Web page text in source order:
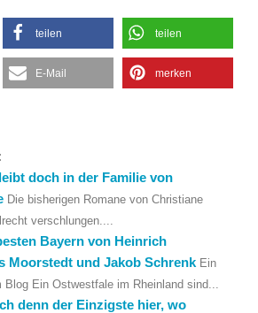
teilen teilen
E-Mail merken
doch in der Familie von
Die bisherigen Romane von Christiane
verschlungen....
Bayern von Heinrich
Moorstedt und Jakob Schrenk Ein
Blog Ein Ostwestfale im Rheinland sind...
denn der Einzigste hier, wo